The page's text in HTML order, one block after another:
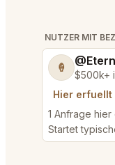
NUTZER MIT
🍦
$500k+
Hier erfuellt
1 Anfrage
Startet